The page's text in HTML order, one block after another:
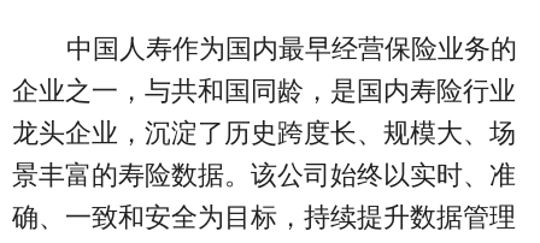
中国人寿作为国内最早经营保险业务的
企业之一，与共和国同龄，是国内寿险行业
龙头企业，沉淀了历史跨度长、规模大、场
景丰富的寿险数据。该公司始终以实时、准
确、一致和安全为目标，持续提升数据管理